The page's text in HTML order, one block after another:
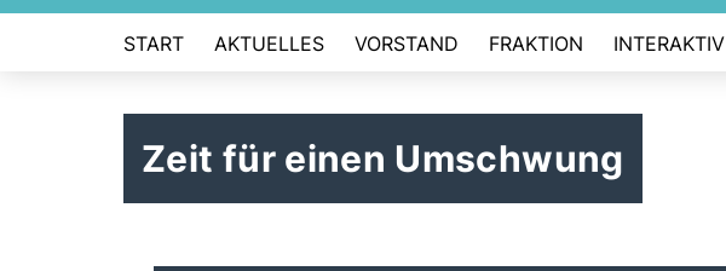
START AKTUELLES VORSTAND FRAKTION INTERAKTIV
Zeit für einen Umschwung